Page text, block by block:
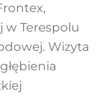
w Terespolu
Wizyta